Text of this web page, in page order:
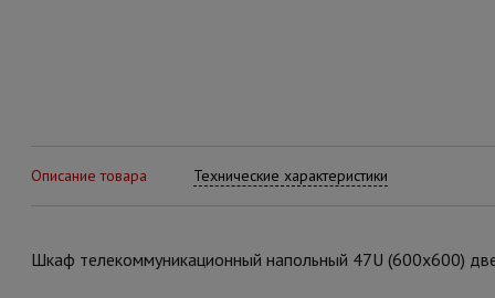
Описание товара Технические характеристики
Шкаф телекоммуникационный напольный 47U (600х600)